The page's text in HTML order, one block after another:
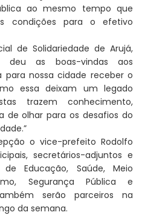
ao mesmo tempo que
condições para o efetivo
de Solidariedade de Arujá,
deu as boas-vindas aos
para nossa cidade receber o
essa deixam um legado
trazem conhecimento,
olhar para os desafios do
o vice-prefeito Rodolfo
secretários-adjuntos e
Educação, Saúde, Meio
Segurança Pública e
serão parceiros na
da semana.